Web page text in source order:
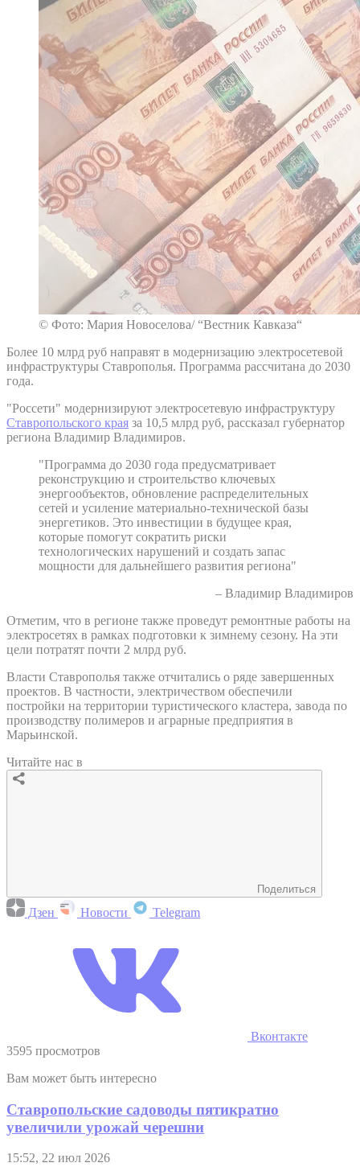
© Фото: Мария Новоселова/ “Вестник Кавказа“
Более 10 млрд руб направят в модернизацию электросетевой
инфраструктуры Ставрополья. Программа рассчитана до 2030
года.
"Россети" модернизируют электросетевую инфраструктуру
Ставропольского края за 10,5 млрд руб, рассказал губернатор
региона Владимир Владимиров.
"Программа до 2030 года предусматривает
реконструкцию и строительство ключевых
энергообъектов, обновление распределительных
сетей и усиление материально-технической базы
энергетиков. Это инвестиции в будущее края,
которые помогут сократить риски
технологических нарушений и создать запас
мощности для дальнейшего развития региона"
– Владимир Владимиров
Отметим, что в регионе также проведут ремонтные работы на
электросетях в рамках подготовки к зимнему сезону. На эти
цели потратят почти 2 млрд руб.
Власти Ставрополья также отчитались о ряде завершенных
проектов. В частности, электричеством обеспечили
постройки на территории туристического кластера, завода по
производству полимеров и аграрные предприятия в
Марьинской.
Читайте нас в
Поделиться
Дзен Новости Telegram
Вконтакте
3595 просмотров
Вам может быть интересно
Ставропольские садоводы пятикратно
увеличили урожай черешни
15:52, 22 июл 2026